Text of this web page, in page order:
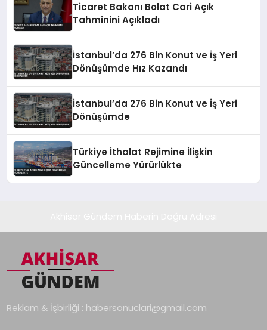
Ticaret Bakanı Bolat Cari Açık
Tahminini Açıkladı
İstanbul’da 276 Bin Konut ve İş Yeri
Dönüşümde Hız Kazandı
İstanbul’da 276 Bin Konut ve İş Yeri
Dönüşümde
Türkiye İthalat Rejimine İlişkin
Güncelleme Yürürlükte
Reklam & İşbirliği : habersonuclari@gmail.com